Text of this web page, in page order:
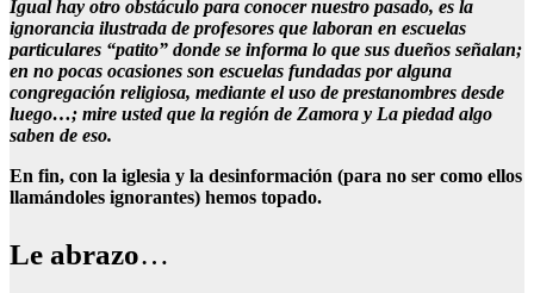
Igual hay otro obstáculo para conocer nuestro pasado, es la
ignorancia ilustrada de profesores que laboran en escuelas
particulares “patito” donde se informa lo que sus dueños señalan;
en no pocas ocasiones son escuelas fundadas por alguna
congregación religiosa, mediante el uso de prestanombres desde
luego…; mire usted que la región de Zamora y La piedad algo
saben de eso.
En fin, con la iglesia y la desinformación (para no ser como ellos
llamándoles ignorantes) hemos topado.
Le abrazo…